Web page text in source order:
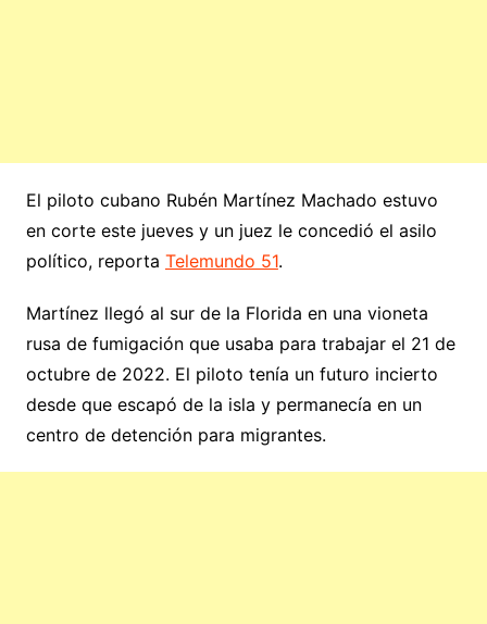
El piloto cubano Rubén Martínez Machado estuvo
en corte este jueves y un juez le concedió el asilo
político, reporta Telemundo 51.
Martínez llegó al sur de la Florida en una vioneta
rusa de fumigación que usaba para trabajar el 21 de
octubre de 2022. El piloto tenía un futuro incierto
desde que escapó de la isla y permanecía en un
centro de detención para migrantes.